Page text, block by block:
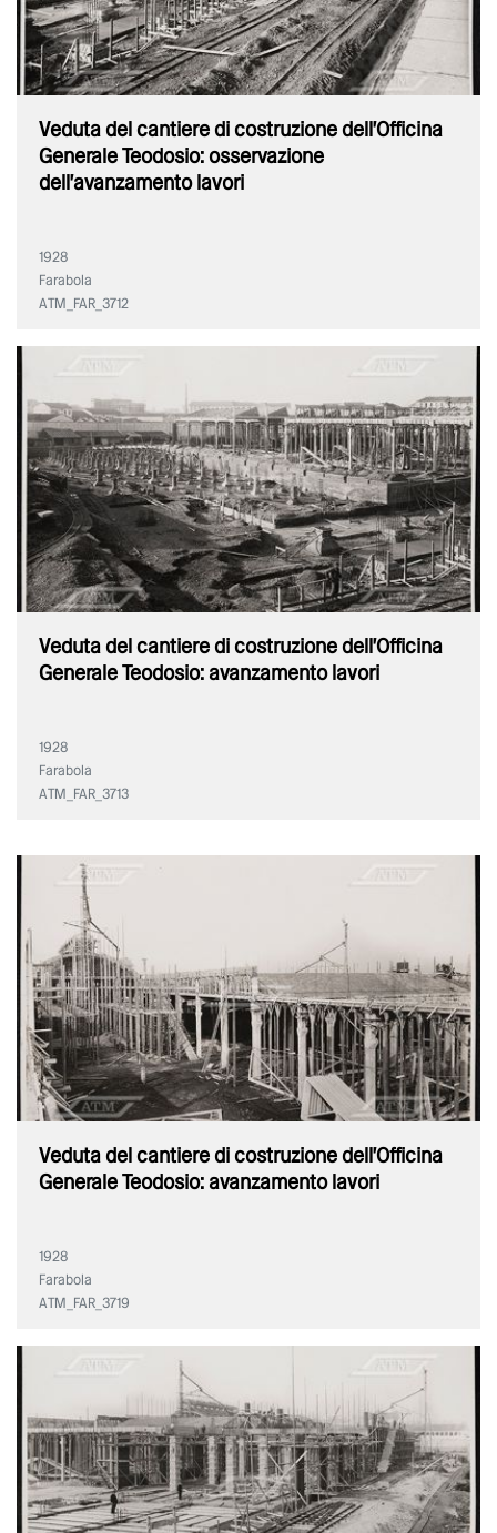
Veduta del cantiere di costruzione dell'Officina
Generale Teodosio: osservazione
dell'avanzamento lavori
1928
Farabola
ATM_FAR_3712
Veduta del cantiere di costruzione dell'Officina
Generale Teodosio: avanzamento lavori
1928
Farabola
ATM_FAR_3713
Veduta del cantiere di costruzione dell'Officina
Generale Teodosio: avanzamento lavori
1928
Farabola
ATM_FAR_3719